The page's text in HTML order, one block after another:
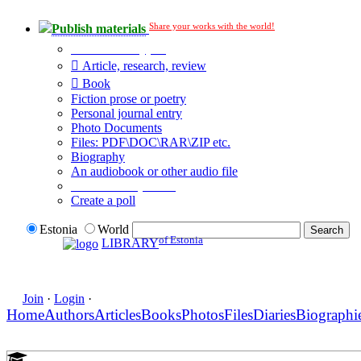
Publish materials Share your works with the world!
Article, research, review
Book
Fiction prose or poetry
Personal journal entry
Photo Documents
Files: PDF\DOC\RAR\ZIP etc.
Biography
An audiobook or other audio file
Create a poll
Estonia
World
LIBRARYof Estonia
Join · Login ·
HomeAuthorsArticlesBooksPhotosFilesDiaries